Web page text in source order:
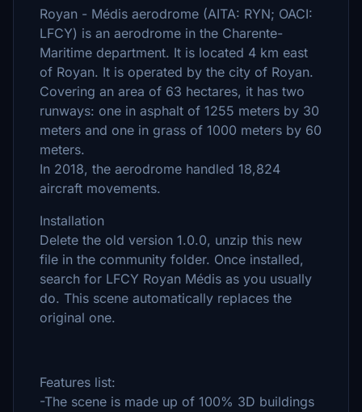
Royan - Médis aerodrome (AITA: RYN; OACI:
LFCY) is an aerodrome in the Charente-
Maritime department. It is located 4 km east
of Royan. It is operated by the city of Royan.
Covering an area of ​​63 hectares, it has two
runways: one in asphalt of 1255 meters by 30
meters and one in grass of 1000 meters by 60
meters.
In 2018, the aerodrome handled 18,824
aircraft movements.
Installation
Delete the old version 1.0.0, unzip this new
file in the community folder. Once installed,
search for LFCY Royan Médis as you usually
do. This scene automatically replaces the
original one.
Features list:
-The scene is made up of 100% 3D buildings